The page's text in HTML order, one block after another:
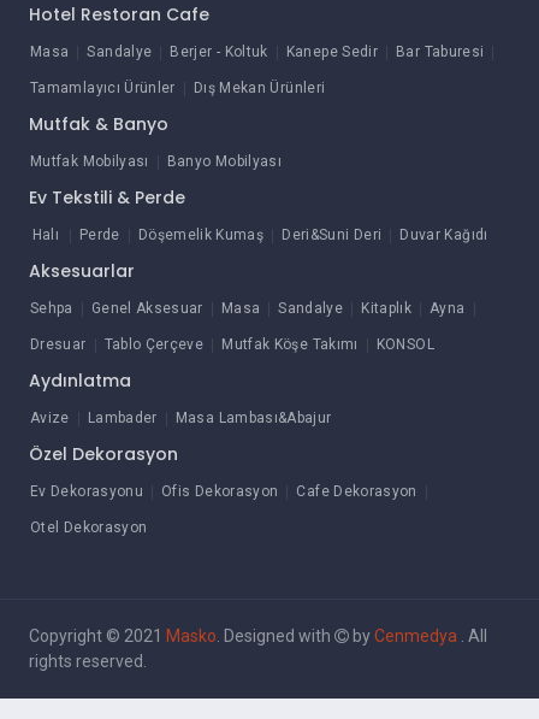
Hotel Restoran Cafe
Masa Sandalye Berjer - Koltuk Kanepe Sedir Bar Taburesi
Tamamlayıcı Ürünler Dış Mekan Ürünleri
Mutfak & Banyo
Mutfak Mobilyası Banyo Mobilyası
Ev Tekstili & Perde
Halı Perde Döşemelik Kumaş Deri&Suni Deri Duvar Kağıdı
Aksesuarlar
Sehpa Genel Aksesuar Masa Sandalye Kitaplık Ayna
Dresuar Tablo Çerçeve Mutfak Köşe Takımı KONSOL
Aydınlatma
Avize Lambader Masa Lambası&Abajur
Özel Dekorasyon
Ev Dekorasyonu Ofis Dekorasyon Cafe Dekorasyon
Otel Dekorasyon
Copyright © 2021 Masko . Designed with byCenmedya
. All
rights reserved.